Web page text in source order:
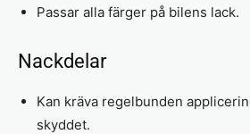
Passar alla färger på bilens lack.
Nackdelar
Kan kräva regelbunden
skyddet.